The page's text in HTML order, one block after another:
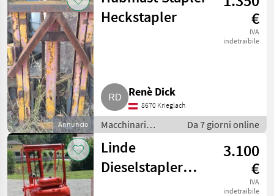
Carrelli elevatori
Annuncio
Heckstapler
€
IVA
indetraibile
Renè Dick
8670 Krieglach
Macchinari
elevatori e per
magazzino /
Carrelli elevatori
Da 7 giorni online
Linde
Dieselstapler
3.100
€
IVA
indetraibile